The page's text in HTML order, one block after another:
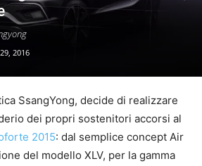
2016
SsangYong, decide di realizzare
dei propri sostenitori accorsi al
2015: dal semplice concept Air
del modello XLV, per la gamma